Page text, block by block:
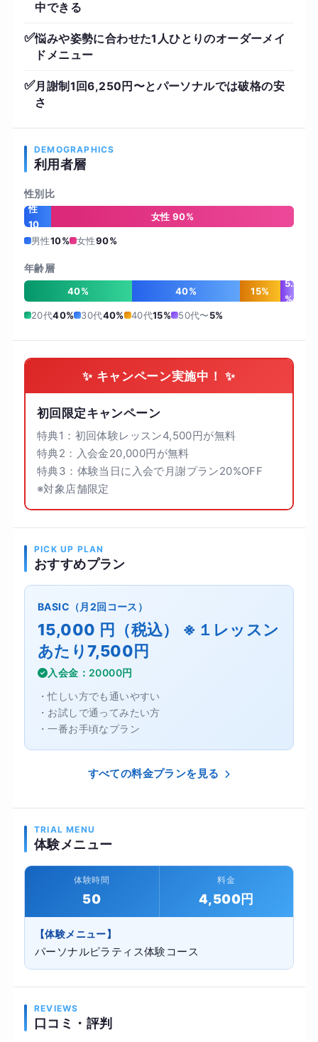
中できる
✅悩みや姿勢に合わせた1人ひとりのオーダーメイ
ドメニュー
✅月謝制1回6,250円〜とパーソナルでは破格の安
さ
DEMOGRAPHICS
利用者層
性別比
男
性
10
%
女性 90%
男性10% 女性90%
年齢層
40% 40% 15%
5
%
20代40% 30代40% 40代15% 50代〜5%
✨ キャンペーン実施中！ ✨
初回限定キャンペーン
特典1：初回体験レッスン4,500円が無料
特典2：入会金20,000円が無料
特典3：体験当日に入会で月謝プラン20%OFF
※対象店舗限定
PICK UP PLAN
おすすめプラン
BASIC（月2回コース）
15,000 円（税込） ※１レッスン
あたり7,500円
入会金：20000円
・忙しい方でも通いやすい
・お試しで通ってみたい方
・一番お手頃なプラン
すべての料金プランを見る
TRIAL MENU
体験メニュー
体験時間
50
料金
4,500円
【体験メニュー】
パーソナルピラティス体験コース
REVIEWS
口コミ・評判